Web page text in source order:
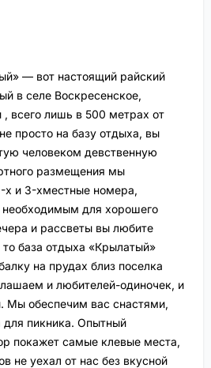
— вот настоящий райский
в селе Воскресенское,
, всего лишь в 500 метрах от
просто на базу отдыха, вы
человеком девственную
размещения мы
х и 3-хместные номера,
для хорошего
и рассветы вы любите
то база отдыха «Крылатый»
на прудах близ поселка
и любителей-одиночек, и
Мы обеспечим вас снастями,
для пикника. Опытный
покажет самые клевые места,
не уехал от нас без вкусной